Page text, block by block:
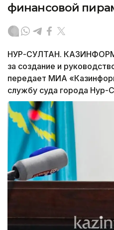
финансовой
НУР-СУЛТАН. КАЗИНФОРМ
за создание и
передает МИА
службу суда города Нур-